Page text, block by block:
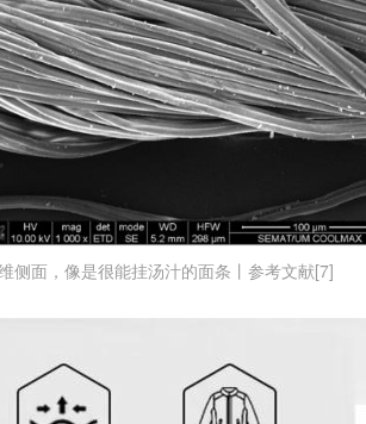
侧面，像是很能挂汤汁的面条丨参考文献[7]